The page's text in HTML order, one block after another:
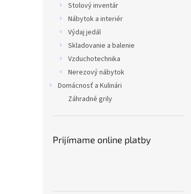
Stolový inventár
Nábytok a interiér
Výdaj jedál
Skladovanie a balenie
Vzduchotechnika
Nerezový nábytok
Domácnosť a Kulinári
Záhradné grily
Prijímame online platby